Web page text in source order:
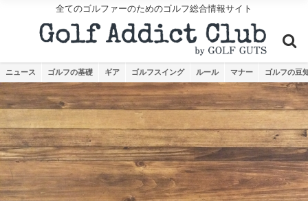
全てのゴルファーのためのゴルフ総合情報サイト
ニュース ゴルフの基礎 ギア ゴルフスイング ルール マナー ゴルフの豆